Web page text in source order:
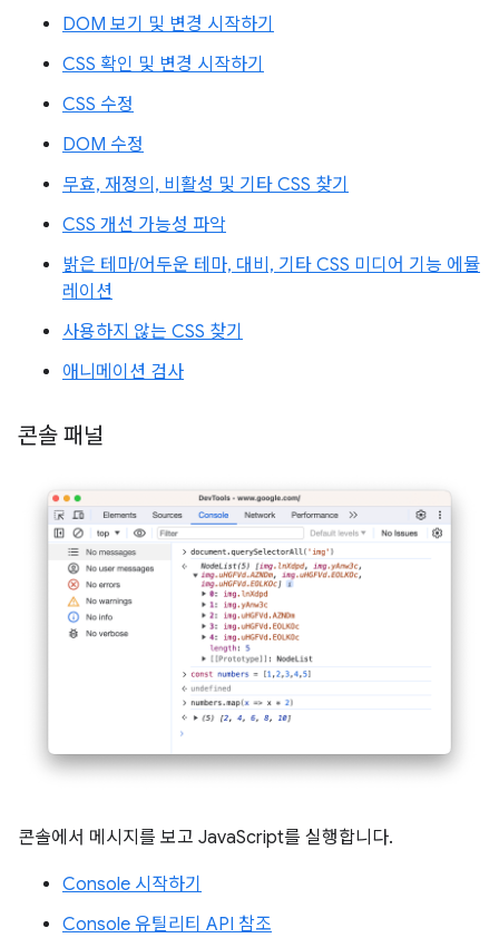
DOM 보기 및 변경 시작하기
CSS 확인 및 변경 시작하기
CSS 수정
DOM 수정
무효, 재정의, 비활성 및 기타 CSS 찾기
CSS 개선 가능성 파악
밝은 테마/어두운 테마, 대비, 기타 CSS 미디어 기능 에뮬
레이션
사용하지 않는 CSS 찾기
애니메이션 검사
콘솔 패널
콘솔에서 메시지를 보고 JavaScript를 실행합니다.
Console 시작하기
Console 유틸리티 API 참조